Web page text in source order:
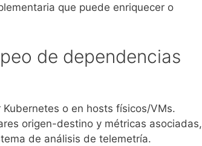
que puede enriquecer o
de dependencias
o en hosts físicos/VMs.
origen-destino y métricas asociadas,
de análisis de telemetría.